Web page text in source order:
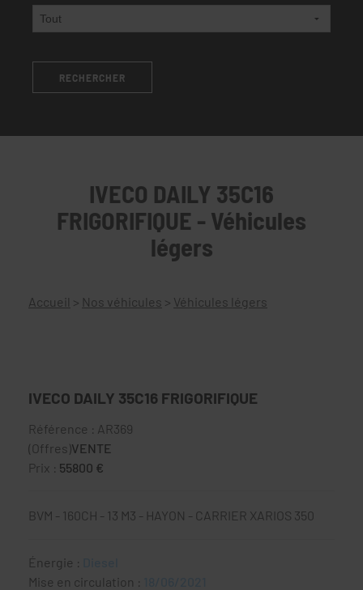
IVECO DAILY 35C16
FRIGORIFIQUE - Véhicules
légers
Accueil > Nos véhicules > Véhicules légers
IVECO DAILY 35C16 FRIGORIFIQUE
Référence : AR369
(Offres)VENTE
Prix : 55800 €
BVM - 160CH - 13 M3 - HAYON - CARRIER XARIOS 350
Énergie :
Mise en circulation :